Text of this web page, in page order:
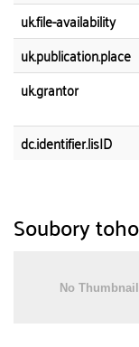
uk.file-availability
uk.publication.place
uk.grantor
dc.identifier.lisID
Soubory